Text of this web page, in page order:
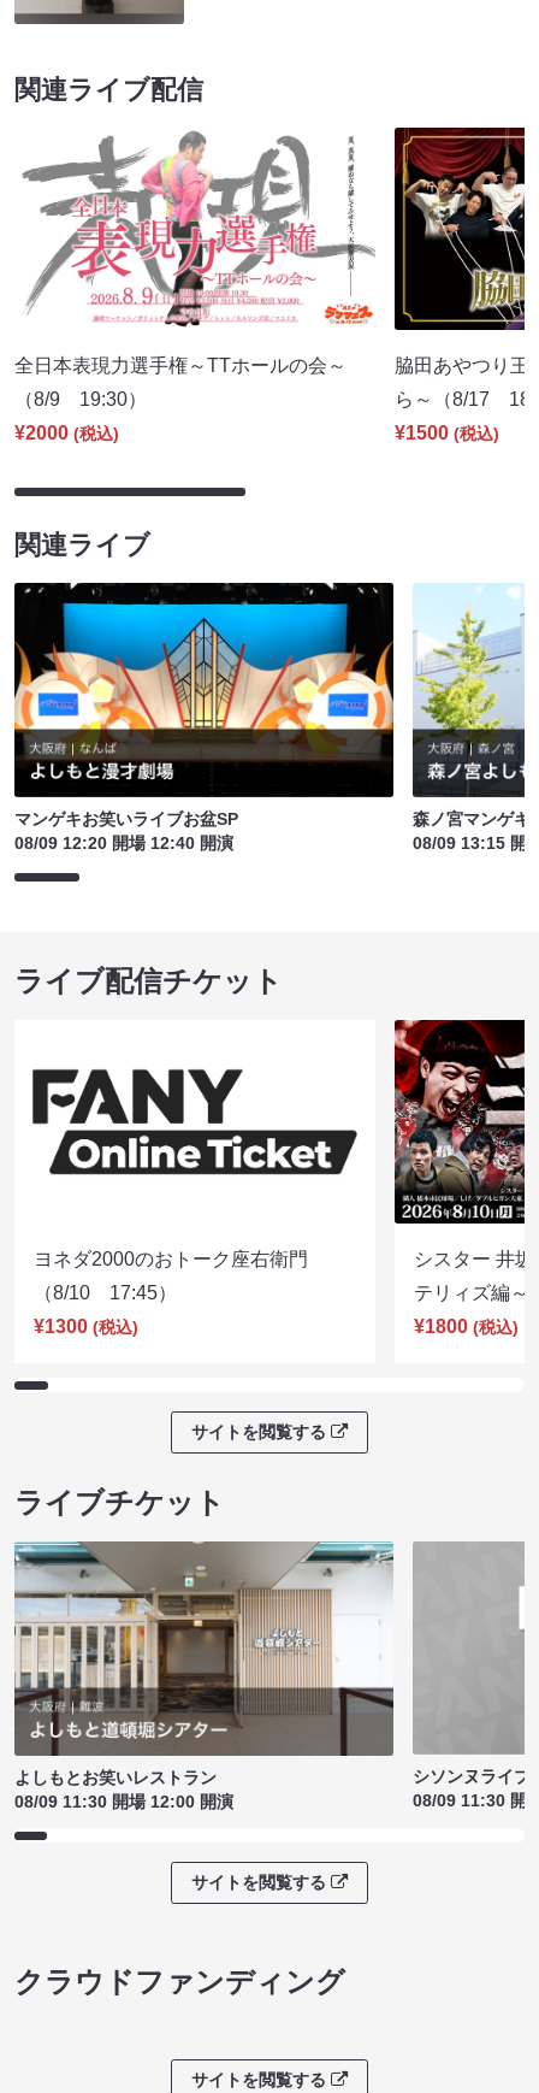
関連ライブ配信
全日本表現力選手権～TTホールの会～
（8/9 19:30）
¥2000 (税込)
脇田あやつり王
ら～（8/17
¥1500 (税込)
関連ライブ
マンゲキお笑いライブお盆SP
08/09 12:20 開場 12:40 開演
森ノ宮マンゲキ
08/09 13:15 開
ライブ配信チケット
ヨネダ2000のおトーク座右衛門
（8/10 17:45）
¥1300 (税込)
シスター 井
テリィズ編
¥1800 (税込)
サイトを閲覧する
ライブチケット
よしもとお笑いレストラン
08/09 11:30 開場 12:00 開演
シソンヌライ
08/09 11:30 開
サイトを閲覧する
クラウドファンディング
サイトを閲覧する